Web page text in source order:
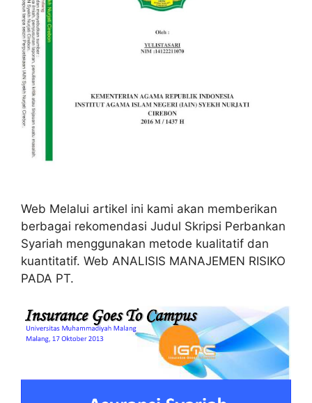
Web Melalui artikel ini kami akan memberikan
berbagai rekomendasi Judul Skripsi Perbankan
Syariah menggunakan metode kualitatif dan
kuantitatif. Web ANALISIS MANAJEMEN RISIKO
PADA PT.